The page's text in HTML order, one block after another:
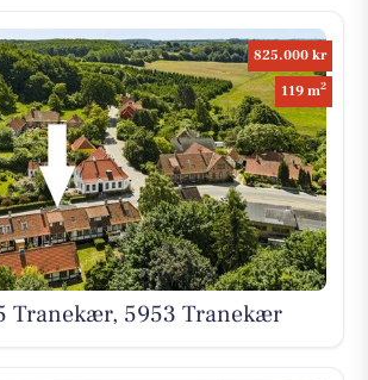
825.000 kr
119 m2
Tranekær, 5953 Tranekær